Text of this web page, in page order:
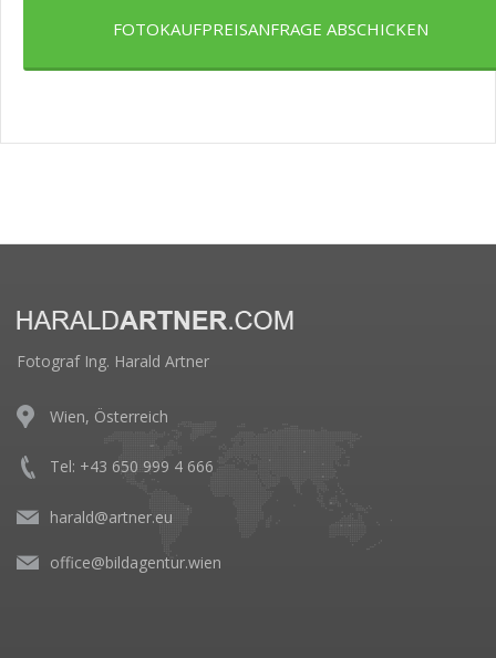
FOTOKAUFPREISANFRAGE ABSCHICKEN
Fotograf Ing. Harald Artner
Wien, Österreich
Tel: +43 650 999 4 666
harald@artner.eu
office@bildagentur.wien